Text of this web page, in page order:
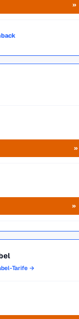
Tarife →